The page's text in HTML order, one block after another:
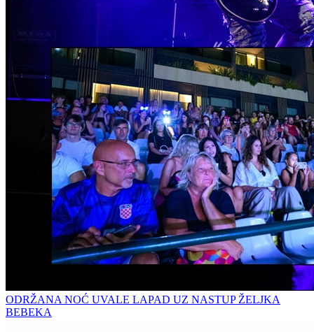
ODRŽANA NOĆ UVALE LAPAD UZ NASTUP ŽELJKA
BEBEKA